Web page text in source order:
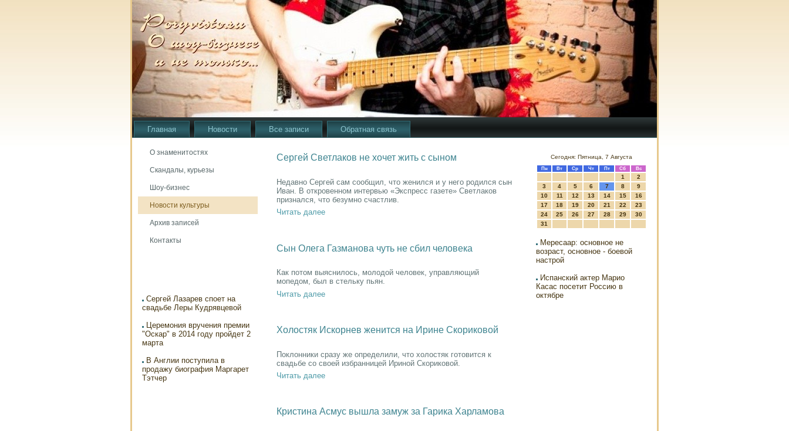
Главная Новости Все записи Обратная связь
О знаменитостях
Скандалы, курьезы
Шоу-бизнес
Новости культуры
Архив записей
Контакты
Сергей Лазарев споет на
свадьбе Леры Кудрявцевой
Церемония вручения премии
"Оскар" в 2014 году пройдет 2
марта
В Англии поступила в
продажу биография Маргарет
Тэтчер
Сергей Светлаков не хочет жить с сыном
Недавно Сергей сам сообщил, что женился и у него родился сын
Иван. В откровенном интервью «Экспресс газете» Светлаков
признался, что безумно счастлив.
Читать далее
Сын Олега Газманова чуть не сбил человека
Как потом выяснилось, молодой человек, управляющий
мопедом, был в стельку пьян.
Читать далее
Холостяк Искорнев женится на Ирине Скориковой
Поклонники сразу же определили, что холостяк готовится к
свадьбе со своей избранницей Ириной Скориковой.
Читать далее
Кристина Асмус вышла замуж за Гарика Харламова
Сегодня: Пятница, 7 Августа
Пн Вт Ср Чт Пт Сб Вс
1
2
3
4 5 6 7 8
9
10
11 12 13 14 15
16
17
18 19 20 21 22
23
24
25 26 27 28 29
30
31
Мересаар: основное не
возраст, основное - боевой
настрой
Испанский актер Марио
Касас посетит Россию в
октябре